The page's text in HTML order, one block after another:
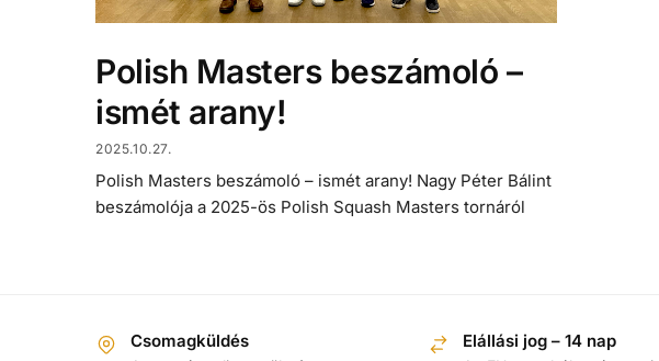
Polish Masters beszámoló –
ismét arany!
2025.10.27.
Polish Masters beszámoló – ismét arany! Nagy Péter Bálint
beszámolója a 2025-ös Polish Squash Masters tornáról
Csomagküldés Elállási jog – 14 nap